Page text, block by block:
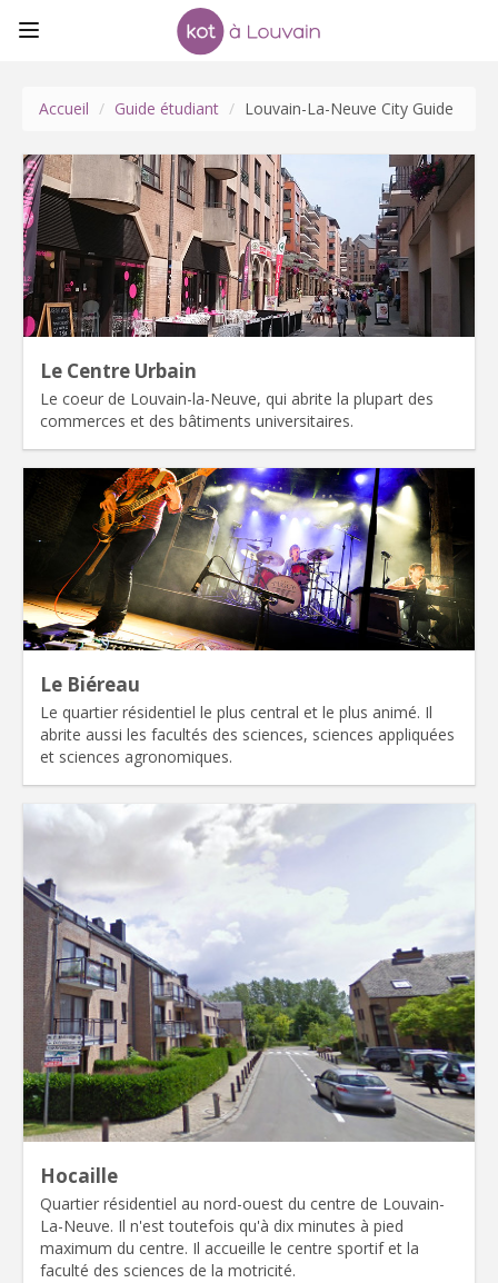
Accueil / Guide étudiant / Louvain-La-Neuve City Guide
Le Centre Urbain
Le coeur de Louvain-la-Neuve, qui abrite la plupart des
commerces et des bâtiments universitaires.
Le Biéreau
Le quartier résidentiel le plus central et le plus animé. Il
abrite aussi les facultés des sciences, sciences appliquées
et sciences agronomiques.
Hocaille
Quartier résidentiel au nord-ouest du centre de Louvain-
La-Neuve. Il n'est toutefois qu'à dix minutes à pied
maximum du centre. Il accueille le centre sportif et la
faculté des sciences de la motricité.